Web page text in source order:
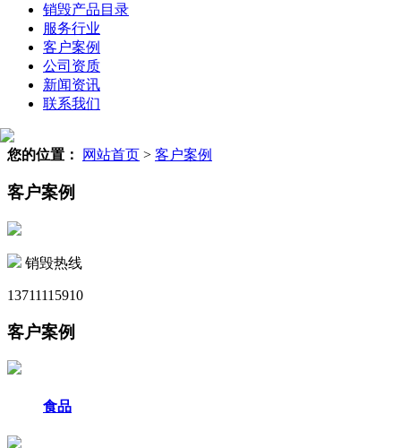
销毁产品目录
服务行业
客户案例
公司资质
新闻资讯
联系我们
您的位置： 网站首页 > 客户案例
客户案例
销毁热线
13711115910
客户案例
食品